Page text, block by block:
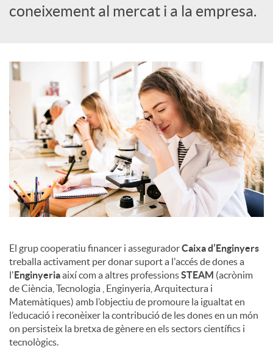
d
e
c
o
n
t
i
n
g
coneixement al mercat i a la empresa.
El grup cooperatiu financer i asseguradorCaixa d’Enginyers
treballa activament per donar suport a l'accés de dones a
l'Enginyeriaaixí com a altres professionsSTEAM (acrònim
de Ciència, Tecnologia , Enginyeria, Arquitectura i
Matemàtiques) amb l’objectiu de promoure la igualtat en
l’educació i reconèixer la contribució de les dones en un món
on persisteix la bretxa de gènere en els sectors científics i
tecnològics.